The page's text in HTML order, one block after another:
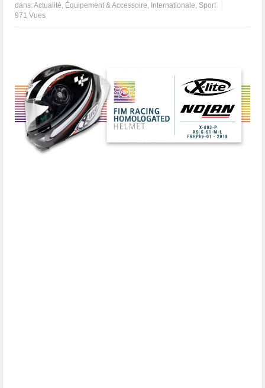
dans:Actualité, Équipement & Accessoire, Internationale, Sport
971 Vues